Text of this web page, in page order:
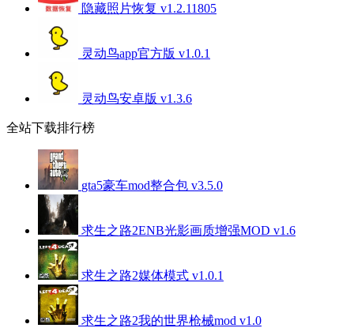
隐藏照片恢复 v1.2.11805
灵动鸟app官方版 v1.0.1
灵动鸟安卓版 v1.3.6
全站下载排行榜
gta5豪车mod整合包 v3.5.0
求生之路2ENB光影画质增强MOD v1.6
求生之路2媒体模式 v1.0.1
求生之路2我的世界枪械mod v1.0